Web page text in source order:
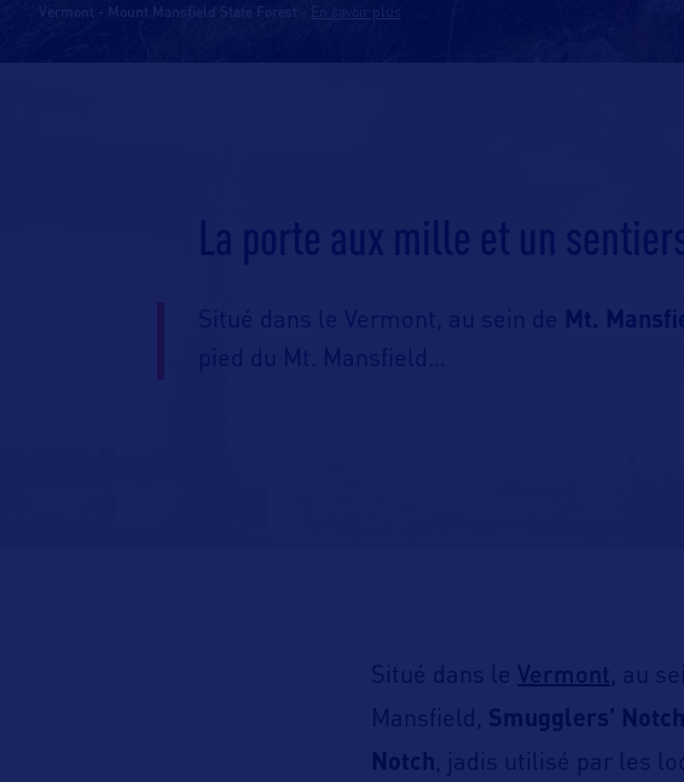
Vermont - Mount Mansfield State Forest
La porte aux mille et un
Situé dans le Vermont, au sein de Mt.
pied du Mt. Mansfield…
Situé dans le Vermont , au
Mansfield, Smugglers’
Notch, jadis utilisé par les